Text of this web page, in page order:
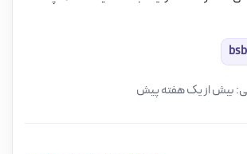
بیش از یک هفته پیش